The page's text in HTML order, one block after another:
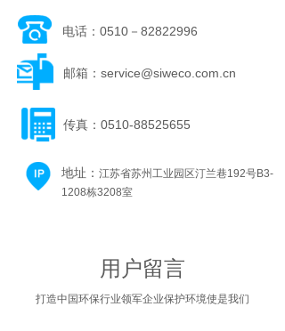
电话：0510－82822996
邮箱：service@siweco.com.cn
传真：0510-88525655
地址： 江苏省苏州工业园区汀兰巷192号B3-
1208栋3208室
用户留言
打造中国环保行业领军企业保护环境使是我们